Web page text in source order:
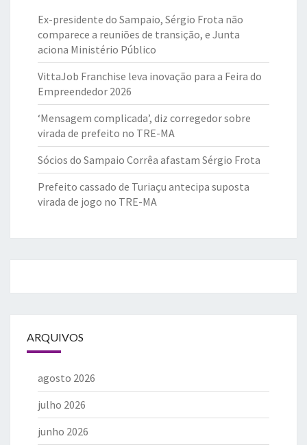
Ex-presidente do Sampaio, Sérgio Frota não
comparece a reuniões de transição, e Junta
aciona Ministério Público
VittaJob Franchise leva inovação para a Feira do
Empreendedor 2026
‘Mensagem complicada’, diz corregedor sobre
virada de prefeito no TRE-MA
Sócios do Sampaio Corrêa afastam Sérgio Frota
Prefeito cassado de Turiaçu antecipa suposta
virada de jogo no TRE-MA
ARQUIVOS
agosto 2026
julho 2026
junho 2026